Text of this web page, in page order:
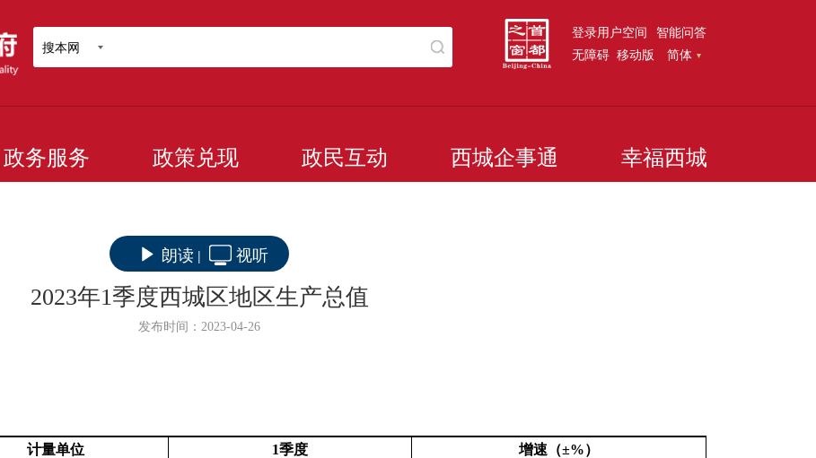
搜本网
登录用户空间 智能问答
无障碍 移动版 简体
政务服务 政策兑现 政民互动 西城企事通 幸福西城
朗读 | 视听
2023年1季度西城区地区生产总值
发布时间：2023-04-26
计量单位 1季度 增速（±%）